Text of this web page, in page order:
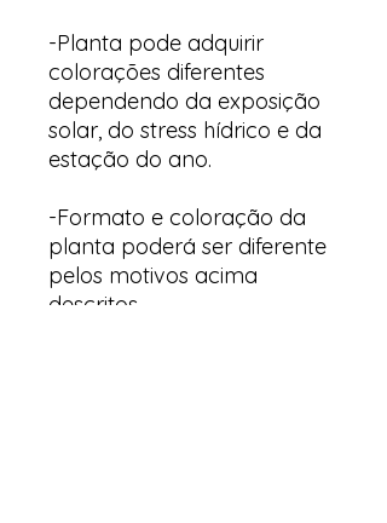
-Planta pode adquirir
colorações diferentes
dependendo da exposição
solar, do stress hídrico e da
estação do ano.
-Formato e coloração da
planta poderá ser diferente
pelos motivos acima
descritos.